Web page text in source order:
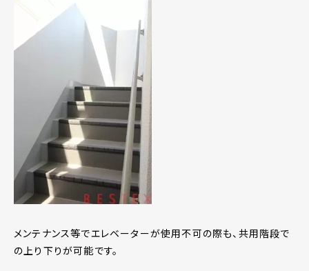
メンテナンス等でエレベーターが使用不可の際も、共用階段で
の上り下りが可能です。